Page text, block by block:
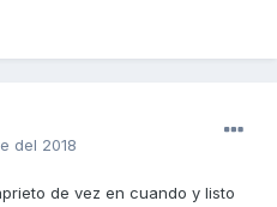
del 2018
de vez en cuando y listo